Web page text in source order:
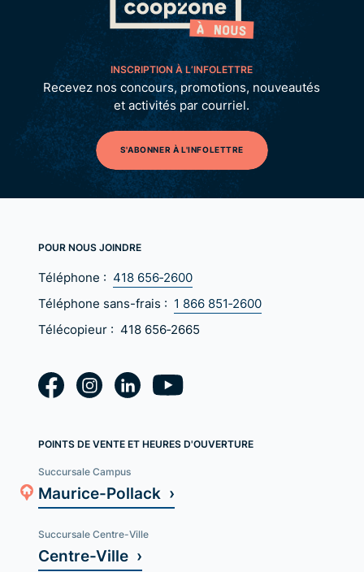
INSCRIPTION À L’INFOLETTRE
Recevez nos concours, promotions, nouveautés
et activités par courriel.
S'ABONNER À L'INFOLETTRE
POUR NOUS JOINDRE
Téléphone : 418 656‑2600
Téléphone sans-frais : 1 866 851‑2600
Télécopieur : 418 656‑2665
POINTS DE VENTE ET HEURES D'OUVERTURE
Succursale Campus
Maurice-Pollack ›
Succursale Centre-Ville
Centre-Ville ›